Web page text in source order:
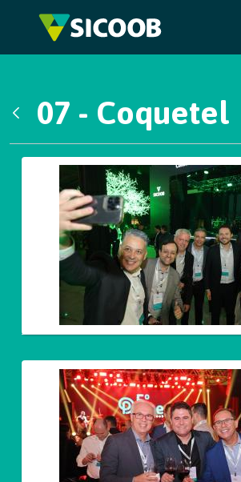
Pular para o Conteúdo principal
07 - Coquetel
Galeria de Mídias